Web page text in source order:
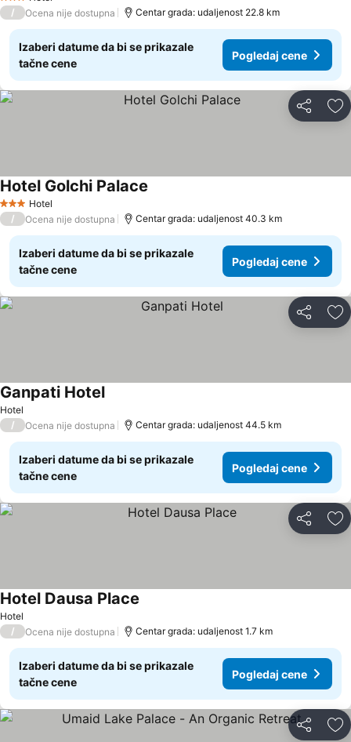
3 Zvezdice
/
Ocena nije dostupna Centar grada: udaljenost 22.8 km
Izaberi datume da bi se prikazale
tačne cene
Pogledaj cene
Deli
3 Zvezdice
Hotel
Hotel Golchi Palace
/ Ocena nije dostupna Centar grada: udaljenost 40.3 km
Izaberi datume da bi se prikazale
tačne cene
Pogledaj cene
Deli
Hotel
Ganpati Hotel
/ Ocena nije dostupna Centar grada: udaljenost 44.5 km
Izaberi datume da bi se prikazale
tačne cene
Pogledaj cene
Deli
Hotel
Hotel Dausa Place
/ Ocena nije dostupna Centar grada: udaljenost 1.7 km
Izaberi datume da bi se prikazale
tačne cene
Pogledaj cene
Deli